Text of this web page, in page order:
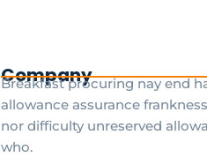
Company
Breakfast procuring nay end
allowance assurance
nor difficulty unreserved
who.